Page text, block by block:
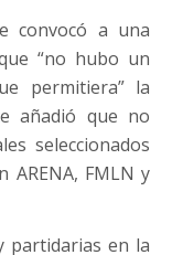
convocó a una
“no hubo un
permitiera” la
añadió que no
seleccionados
FMLN y
partidarias en la